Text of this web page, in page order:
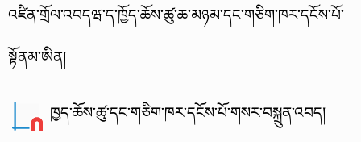
འཛིན་གྲོལ་འབདཝ་ད་ཁྱོད་ཆོས་ཚུ་ཆ་མཉམ་དང་གཅིག་ཁར་དངོས་པོ་
སྟོནམ་ཨིན།
ཁྱད་ཆོས་ཚུ་དང་གཅིག་ཁར་དངོས་པོ་གསར་བསྐྲུན་འབད།